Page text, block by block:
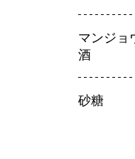
マンジョ
酒
砂糖